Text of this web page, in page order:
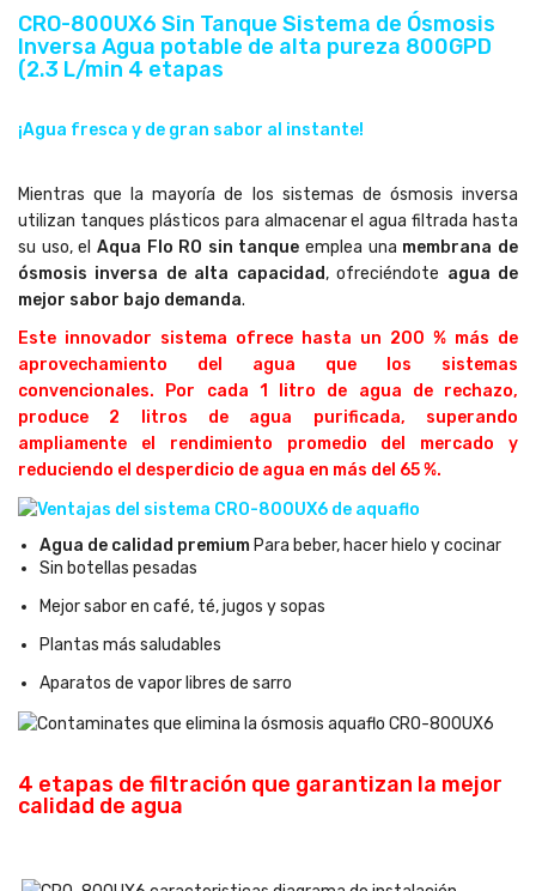
CRO-800UX6 Sin Tanque Sistema de Ósmosis
Inversa Agua potable de alta pureza 800GPD
(2.3 L/min 4 etapas
¡Agua fresca y de gran sabor al instante!
Mientras que la mayoría de los sistemas de ósmosis inversa
utilizan tanques plásticos para almacenar el agua filtrada hasta
su uso, el Aqua Flo RO sin tanque emplea una membrana de
ósmosis inversa de alta capacidad, ofreciéndote agua de
mejor sabor bajo demanda.
Este innovador sistema ofrece hasta un 200 % más de
aprovechamiento del agua que los sistemas
convencionales. Por cada 1 litro de agua de rechazo,
produce 2 litros de agua purificada, superando
ampliamente el rendimiento promedio del mercado y
reduciendo el desperdicio de agua en más del 65 %.
Agua de calidad premium Para beber, hacer hielo y cocinar
Sin botellas pesadas
Mejor sabor en café, té, jugos y sopas
Plantas más saludables
Aparatos de vapor libres de sarro
4 etapas de filtración que garantizan la mejor
calidad de agua